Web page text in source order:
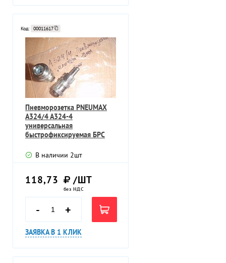
Код: 00011617
Пневморозетка PNEUMAX
A324/4 A324-4
универсальная
быстрофиксируемая БРС
В наличии 2шт
118,73 /ШТ
без НДС
- +
ЗАЯВКА В 1 КЛИК